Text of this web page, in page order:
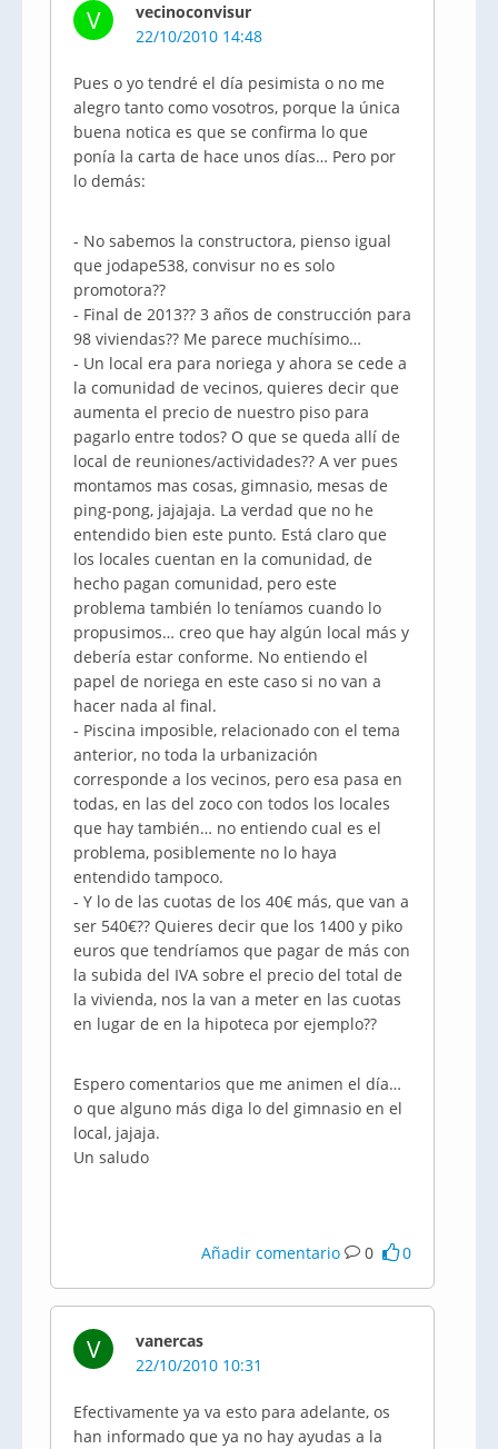
V
vecinoconvisur
22/10/2010 14:48
Pues o yo tendré el día pesimista o no me
alegro tanto como vosotros, porque la única
buena notica es que se confirma lo que
ponía la carta de hace unos días… Pero por
lo demás:
- No sabemos la constructora, pienso igual
que jodape538, convisur no es solo
promotora??
- Final de 2013?? 3 años de construcción para
98 viviendas?? Me parece muchísimo…
- Un local era para noriega y ahora se cede a
la comunidad de vecinos, quieres decir que
aumenta el precio de nuestro piso para
pagarlo entre todos? O que se queda allí de
local de reuniones/actividades?? A ver pues
montamos mas cosas, gimnasio, mesas de
ping-pong, jajajaja. La verdad que no he
entendido bien este punto. Está claro que
los locales cuentan en la comunidad, de
hecho pagan comunidad, pero este
problema también lo teníamos cuando lo
propusimos… creo que hay algún local más y
debería estar conforme. No entiendo el
papel de noriega en este caso si no van a
hacer nada al final.
- Piscina imposible, relacionado con el tema
anterior, no toda la urbanización
corresponde a los vecinos, pero esa pasa en
todas, en las del zoco con todos los locales
que hay también… no entiendo cual es el
problema, posiblemente no lo haya
entendido tampoco.
- Y lo de las cuotas de los 40€ más, que van a
ser 540€?? Quieres decir que los 1400 y piko
euros que tendríamos que pagar de más con
la subida del IVA sobre el precio del total de
la vivienda, nos la van a meter en las cuotas
en lugar de en la hipoteca por ejemplo??
Espero comentarios que me animen el día…
o que alguno más diga lo del gimnasio en el
local, jajaja.
Un saludo
Añadir comentario 0 0
V
vanercas
22/10/2010 10:31
Efectivamente ya va esto para adelante, os
han informado que ya no hay ayudas a la